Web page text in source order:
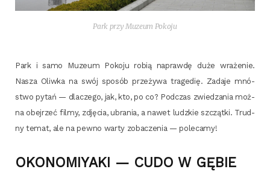
Park przy Muzeum Pokoju
Park i samo Muzeum Poko­ju robią napraw­dę duże wra­że­nie.
Nasza Oliw­ka na swój spo­sób prze­ży­wa tra­ge­dię. Zada­je mnó­
stwo pytań — dla­cze­go, jak, kto, po co? Pod­czas zwie­dza­nia moż­
na obej­rzeć fil­my, zdję­cia, ubra­nia, a nawet ludz­kie szcząt­ki. Trud­
ny temat, ale na pew­no war­ty zoba­cze­nia — polecamy!
OKONOMIYAKI — CUDO W GĘBIE